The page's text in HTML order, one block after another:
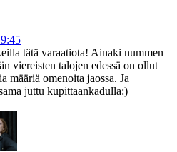
tätä varaatiota! Ainaki nummen
viereisten talojen edessä on ollut
määriä omenoita jaossa. Ja
juttu kupittaankadulla:)